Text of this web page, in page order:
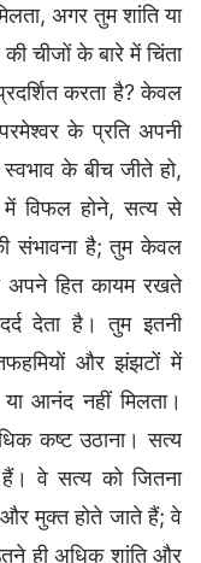
अगर तुम शांति या
चीजों के बारे में चिंता
करता है? केवल
के प्रति अपनी
के बीच जीते हो,
में विफल होने, सत्य से
संभावना है; तुम केवल
अपने हित कायम रखते
देता है। तुम इतनी
और झंझटों में
आनंद नहीं मिलता।
कष्ट उठाना। सत्य
वे सत्य को जितना
मुक्त होते जाते हैं; वे
ही अधिक शांति और